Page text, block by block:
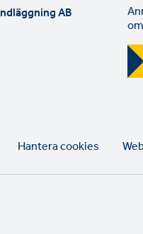
AB
Hantera cookies